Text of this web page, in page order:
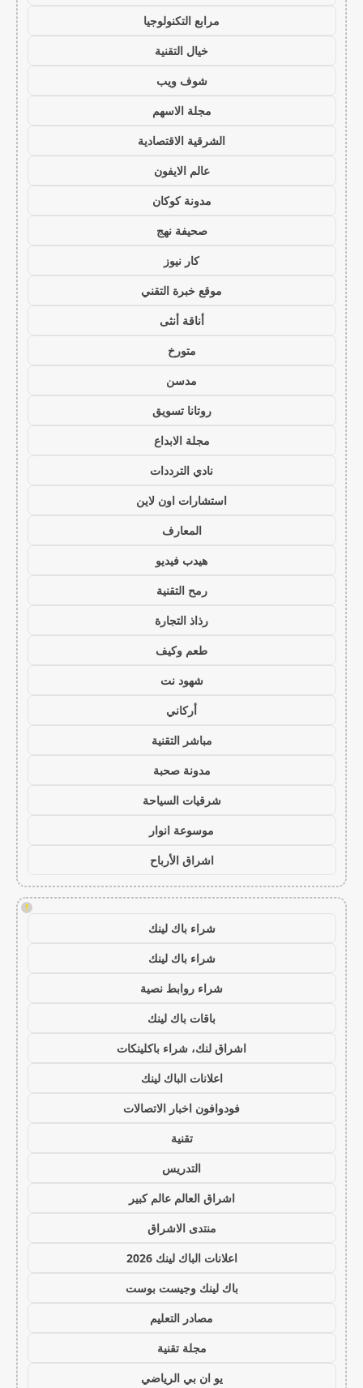
مرابع التكنولوجيا
خيال التقنية
شوف ويب
مجلة الاسهم
الشرقية الاقتصادية
عالم الايفون
مدونة كوكان
صحيفة نهج
كار نيوز
موقع خبرة التقني
أناقة أنثى
متورخ
مدسن
روتانا تسويق
مجلة الابداع
نادي الترددات
استشارات اون لاين
المعارف
هيدب فيديو
رمح التقنية
رذاذ التجارة
طعم وكيف
شهود نت
أركاني
مباشر التقنية
مدونة صحبة
شرقيات السياحة
موسوعة انوار
اشراق الأرباح
!
شراء باك لينك
شراء باك لينك
شراء روابط نصية
باقات باك لينك
اشراق لنك، شراء باكلينكات
اعلانات الباك لينك
فودوافون اخبار الاتصالات
تقنية
التدريس
اشراق العالم عالم كبير
منتدى الاشراق
اعلانات الباك لينك 2026
باك لينك وجيست بوست
مصادر التعليم
مجلة تقنية
يو ان بي الرياضي